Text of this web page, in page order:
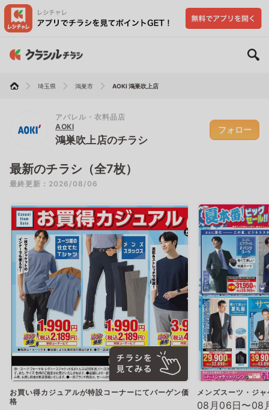
埼玉県 鴻巣市 AOKI 鴻巣吹上店
アパレル・衣料品店
AOKI
鴻巣吹上店のチラシ
フォロー
最新のチラシ（全7枚）
最終更新：2026/08/06
お買い得カジュアルが特設コーナーにてバーゲン価
格
メンズスーツ・ジ
08月06日〜08